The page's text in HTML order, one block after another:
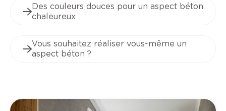
Des couleurs douces pour un aspect béton
chaleureux
Vous souhaitez réaliser vous-même un
aspect béton ?